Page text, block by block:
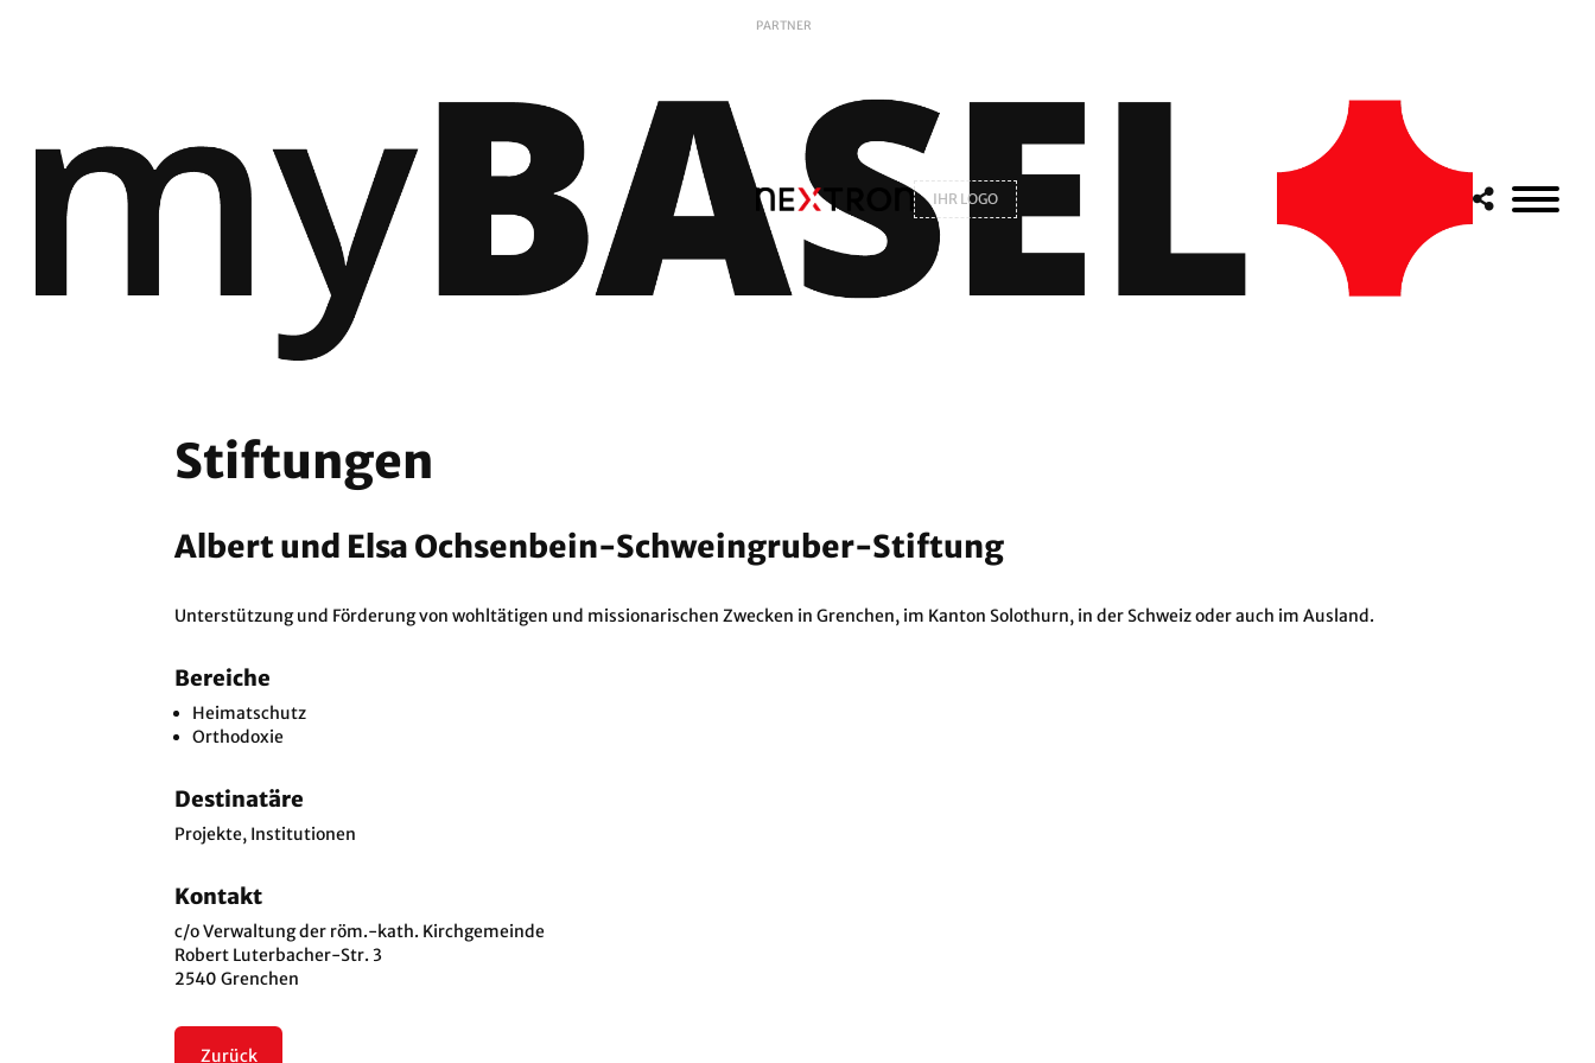
PARTNER
IHR LOGO
Stiftungen
Albert und Elsa Ochsenbein-Schweingruber-Stiftung
Unterstützung und Förderung von wohltätigen und missionarischen Zwecken in Grenchen, im Kanton Solothurn, in der Schweiz oder auch im Ausland.
Bereiche
Heimatschutz
Orthodoxie
Destinatäre
Projekte, Institutionen
Kontakt
c/o Verwaltung der röm.-kath. Kirchgemeinde
Robert Luterbacher-Str. 3
2540 Grenchen
Zurück